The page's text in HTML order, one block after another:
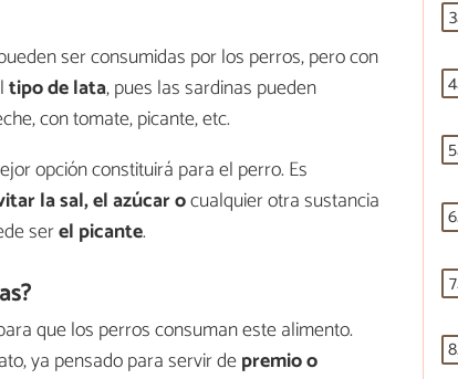
ser consumidas por los perros, pero con
tipo de lata, pues las sardinas pueden
con tomate, picante, etc.
opción constituirá para el perro. Es
la sal, el azúcar ocualquier otra sustancia
serel picante.
que los perros consuman este alimento.
ya pensado para servir depremio o
3.
4.
5.
6.
7.
8.